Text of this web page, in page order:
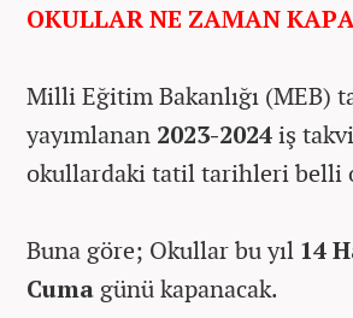
OKULLAR NE ZAMAN
Milli Eğitim Bakanlığı (MEB)
yayımlanan 2023-2024iş
okullardaki tatil tarihleri belli
Buna göre; Okullar bu yıl 14
Cuma günü kapanacak.